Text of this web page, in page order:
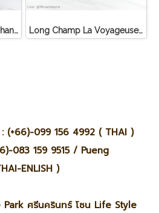
Long Champ 3D leather handbag Long Champ La Voyageuse Bag Leather
(+66)-099 156 4992 ( THAI )
083 159 9515 / Pueng
ENLISH )
ศรีนครินทร์ โซน Life Style